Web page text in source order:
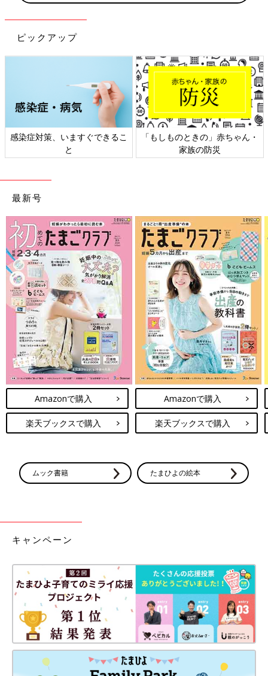
ピックアップ
の」赤ちゃん・
日本外来小児科学会リーフレッ
六星占術 細木
最新号
Amazonで購入
楽天ブックスで購入
Amazonで購入
楽天ブックスで購入
ムック書籍 たまひよの絵本
キャンペーン